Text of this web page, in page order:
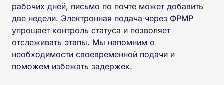
рабочих дней, письмо по почте может добавить
две недели. Электронная подача через ФРМР
упрощает контроль статуса и позволяет
отслеживать этапы. Мы напомним о
необходимости своевременной подачи и
поможем избежать задержек.